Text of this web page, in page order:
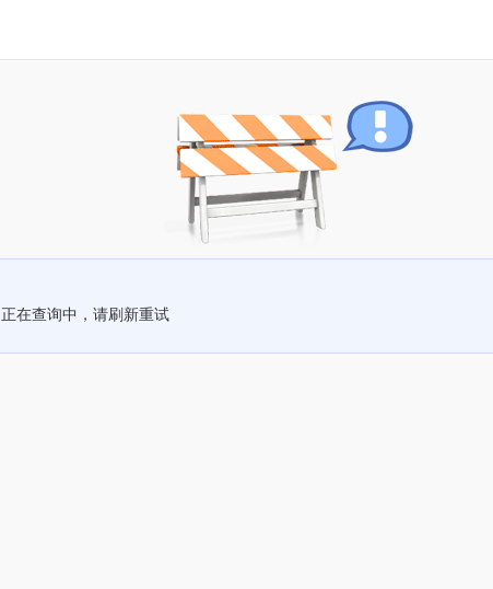
正在查询中，请刷新重试